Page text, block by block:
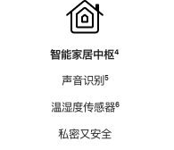
智能家居中枢脚
⁴
声音识别脚
⁵
温湿度传感器脚
⁶
私密又安全